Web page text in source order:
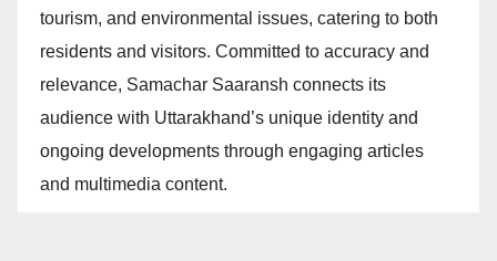
tourism, and environmental issues, catering to both
residents and visitors. Committed to accuracy and
relevance, Samachar Saaransh connects its
audience with Uttarakhand’s unique identity and
ongoing developments through engaging articles
and multimedia content.